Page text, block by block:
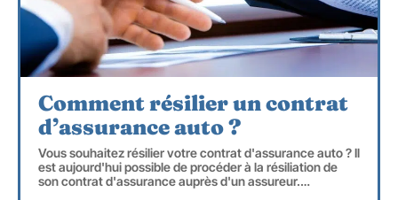
Comment résilier un contrat
d’assurance auto ?
Vous souhaitez résilier votre contrat d'assurance auto ? Il
est aujourd'hui possible de procéder à la résiliation de
son contrat d'assurance auprès d'un assureur.…